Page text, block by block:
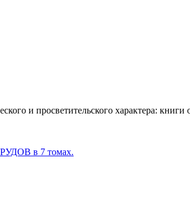
и просветительского характера:
в 7 томах.